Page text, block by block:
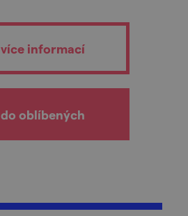
více informací
do oblíbených